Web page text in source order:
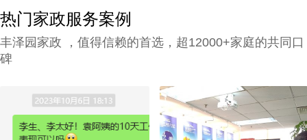
热门家政服务案例
丰泽园家政 ，值得信赖的首选，超12000+家庭的共同口
碑